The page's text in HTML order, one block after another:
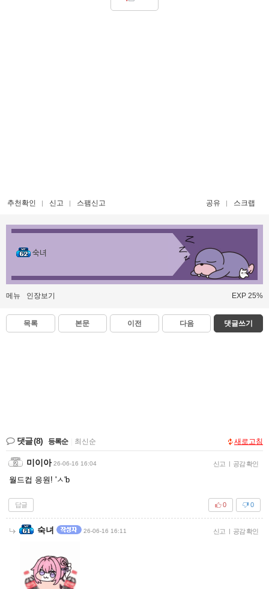
추천확인 신고 스팸신고 공유 스크랩
숙녀
메뉴 인장보기 EXP 25%
목록 본문 이전 다음 댓글쓰기
댓글(8) 등록순 최신순 새로고침
미이아 26-06-16 16:04 신고 | 공감 확인
월드컵 응원! 'ㅅ'b
답글 0
0
숙녀 26-06-16 16:11 신고 | 공감 확인